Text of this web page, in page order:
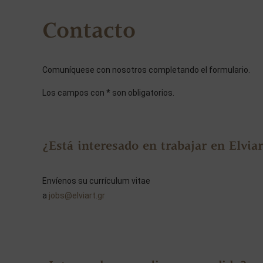
Contacto
Comuníquese con nosotros completando el formulario.
Los campos con * son obligatorios.
¿Está interesado en trabajar en
Envíenos su currículum vitae
a jobs@elviart.gr